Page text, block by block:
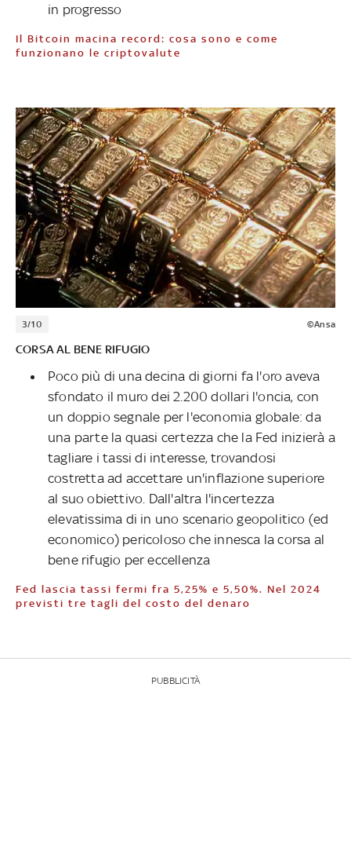
in progresso
Il Bitcoin macina record: cosa sono e come
funzionano le criptovalute
3/10 ©Ansa
CORSA AL BENE RIFUGIO
Poco più di una decina di giorni fa l'oro aveva
sfondato il muro dei 2.200 dollari l'oncia, con
un doppio segnale per l'economia globale: da
una parte la quasi certezza che la Fed inizierà a
tagliare i tassi di interesse, trovandosi
costretta ad accettare un'inflazione superiore
al suo obiettivo. Dall'altra l'incertezza
elevatissima di in uno scenario geopolitico (ed
economico) pericoloso che innesca la corsa al
bene rifugio per eccellenza
Fed lascia tassi fermi fra 5,25% e 5,50%. Nel 2024
previsti tre tagli del costo del denaro
PUBBLICITÀ